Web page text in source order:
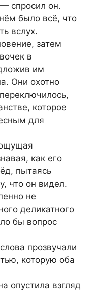
спросил он.
было всё, что
вслух.
затем
в
им
Они охотно
которое
для
как его
пытаясь
что он видел.
не
деликатного
бы вопрос
прозвучали
которую оба
опустила взгляд